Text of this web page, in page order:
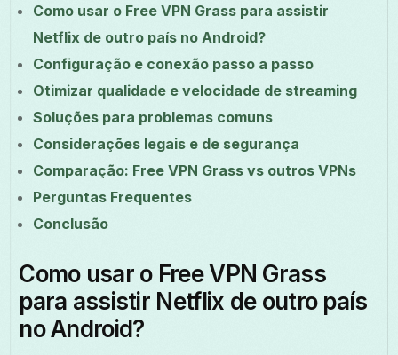
Como usar o Free VPN Grass para assistir
Netflix de outro país no Android?
Configuração e conexão passo a passo
Otimizar qualidade e velocidade de streaming
Soluções para problemas comuns
Considerações legais e de segurança
Comparação: Free VPN Grass vs outros VPNs
Perguntas Frequentes
Conclusão
Como usar o Free VPN Grass
para assistir Netflix de outro país
no Android?